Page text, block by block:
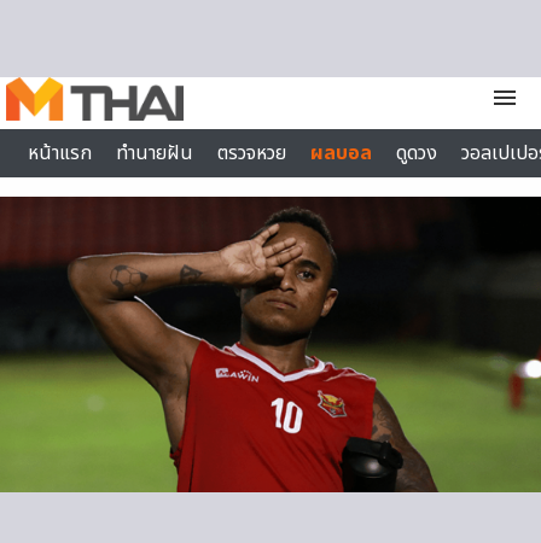
menu
หน้าแรก
ทำนายฝัน ตรวจหวย ผลบอล ดูดวง
วอลเปเป
ไลฟ์สไตล์